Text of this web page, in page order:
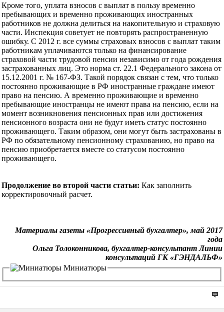
Кроме того, уплата взносов с выплат в пользу временно
пребывающих и временно проживающих иностранных
работников не должна делиться на накопительную и страховую
части. Инспекция советует не повторять распространенную
ошибку. С 2012 г. все суммы страховых взносов с выплат таким
работникам уплачиваются только на финансирование
страховой части трудовой пенсии независимо от года рождения
застрахованных лиц. Это норма ст. 22.1 Федерального закона от
15.12.2001 г. № 167-ФЗ. Такой порядок связан с тем, что только
постоянно проживающие в РФ иностранные граждане имеют
право на пенсию. А временно проживающие и временно
пребывающие иностранцы не имеют права на пенсию, если на
момент возникновения пенсионных прав или достижения
пенсионного возраста они не будут иметь статус постоянно
проживающего. Таким образом, они могут быть застрахованы в
РФ по обязательному пенсионному страхованию, но право на
пенсию приобретается вместе со статусом постоянно
проживающего.
Продолжение во второй части статьи: Как заполнить
корректировочный расчет.
Материалы газеты «Прогрессивный бухгалтер», май 2017
года
Ольга Толоконникова, бухгалтер-консультант Линии
консультаций ГК «ГЭНДАЛЬФ»
Миниатюры